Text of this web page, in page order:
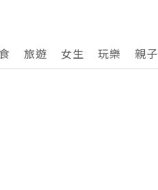
旅遊 女生 玩樂 親子